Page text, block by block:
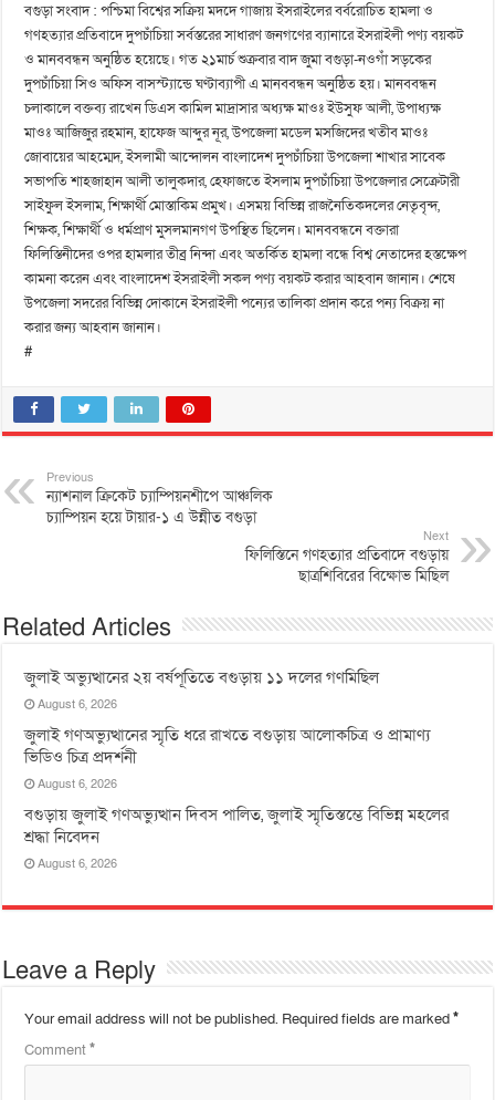
বগুড়া সংবাদ : পশ্চিমা বিশ্বের সক্রিয় মদদে গাজায় ইসরাইলের বর্বরোচিত হামলা ও
গণহত্যার প্রতিবাদে দুপচাঁচিয়া সর্বস্তরের সাধারণ জনগণের ব্যানারে ইসরাইলী পণ্য বয়কট
ও মানববন্ধন অনুষ্ঠিত হয়েছে। গত ২১মার্চ শুক্রবার বাদ জুমা বগুড়া-নওগাঁ সড়কের
দুপচাঁচিয়া সিও অফিস বাসস্ট্যান্ডে ঘণ্টাব্যাপী এ মানববন্ধন অনুষ্ঠিত হয়। মানববন্ধন
চলাকালে বক্তব্য রাখেন ডিএস কামিল মাদ্রাসার অধ্যক্ষ মাওঃ ইউসুফ আলী, উপাধ্যক্ষ
মাওঃ আজিজুর রহমান, হাফেজ আব্দুর নূর, উপজেলা মডেল মসজিদের খতীব মাওঃ
জোবায়ের আহম্মেদ, ইসলামী আন্দোলন বাংলাদেশ দুপচাঁচিয়া উপজেলা শাখার সাবেক
সভাপতি শাহজাহান আলী তালুকদার, হেফাজতে ইসলাম দুপচাঁচিয়া উপজেলার সেক্রেটারী
সাইফুল ইসলাম, শিক্ষার্থী মোস্তাকিম প্রমুখ। এসময় বিভিন্ন রাজনৈতিকদলের নেতৃবৃন্দ,
শিক্ষক, শিক্ষার্থী ও ধর্মপ্রাণ মুসলমানগণ উপস্থিত ছিলেন। মানববন্ধনে বক্তারা
ফিলিস্তিনীদের ওপর হামলার তীব্র নিন্দা এবং অতর্কিত হামলা বন্ধে বিশ্ব নেতাদের হস্তক্ষেপ
কামনা করেন এবং বাংলাদেশ ইসরাইলী সকল পণ্য বয়কট করার আহবান জানান। শেষে
উপজেলা সদরের বিভিন্ন দোকানে ইসরাইলী পন্যের তালিকা প্রদান করে পন্য বিক্রয় না
করার জন্য আহবান জানান।
#
Previous
ন্যাশনাল ক্রিকেট চ্যাম্পিয়নশীপে আঞ্চলিক
চ্যাম্পিয়ন হয়ে টায়ার-১ এ উন্নীত বগুড়া
Next
ফিলিস্তিনে গণহত্যার প্রতিবাদে বগুড়ায়
ছাত্রশিবিরের বিক্ষোভ মিছিল
Related Articles
জুলাই অভ্যুত্থানের ২য় বর্ষপূতিতে বগুড়ায় ১১ দলের গণমিছিল
August 6, 2026
জুলাই গণঅভ্যুত্থানের স্মৃতি ধরে রাখতে বগুড়ায় আলোকচিত্র ও প্রামাণ্য
ভিডিও চিত্র প্রদর্শনী
August 6, 2026
বগুড়ায় জুলাই গণঅভ্যুত্থান দিবস পালিত, জুলাই স্মৃতিস্তম্ভে বিভিন্ন মহলের
শ্রদ্ধা নিবেদন
August 6, 2026
Leave a Reply
Your email address will not be published. Required fields are marked*
Comment*